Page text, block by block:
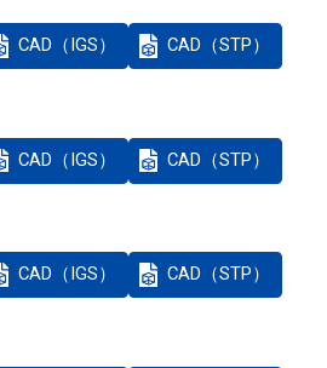
CAD（IGS） CAD（STP）
CAD（IGS） CAD（STP）
CAD（IGS） CAD（STP）